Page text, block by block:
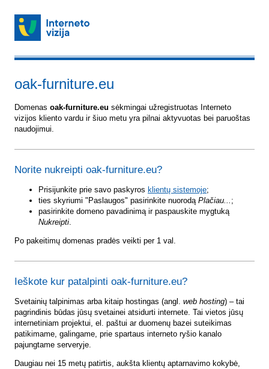
oak-furniture.eu
Domenas oak-furniture.eu sėkmingai užregistruotas Interneto
vizijos kliento vardu ir šiuo metu yra pilnai aktyvuotas bei paruoštas
naudojimui.
Norite nukreipti oak-furniture.eu?
Prisijunkite prie savo paskyros klientų sistemoje;
ties skyriumi "Paslaugos" pasirinkite nuorodą Plačiau... ;
pasirinkite domeno pavadinimą ir paspauskite mygtuką
Nukreipti.
Po pakeitimų domenas pradės veikti per 1 val.
Ieškote kur patalpinti oak-furniture.eu?
Svetainių talpinimas arba kitaip hostingas (angl. web hosting) – tai
pagrindinis būdas jūsų svetainei atsidurti internete. Tai vietos jūsų
internetiniam projektui, el. paštui ar duomenų bazei suteikimas
patikimame, galingame, prie spartaus interneto ryšio kanalo
pajungtame serveryje.
Daugiau nei 15 metų patirtis, aukšta klientų aptarnavimo kokybė,